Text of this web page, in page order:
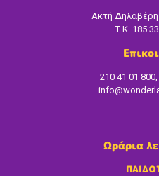
Ακτή Δηλαβέρη
Τ.Κ. 185
210 41 01
Ωράρια